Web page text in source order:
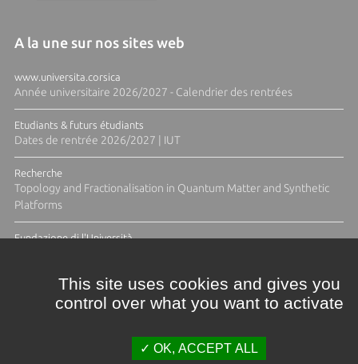
A la une sur nos sites web
www.universita.corsica
Année universitaire 2026/2027 - Calendrier des rentrées
Etudiants & futurs étudiants
Dates de rentrée 2026/2027 | IUT
Recherche
Topology and Fractionalisation in Quantum Matter and Synthetic
Platforms
Fundazione di l'Università
This site uses cookies and gives you
control over what you want to activate
OK, ACCEPT ALL